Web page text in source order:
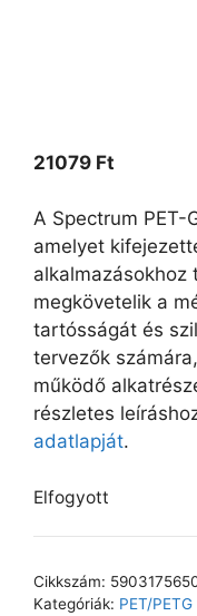
21079 Ft
A Spectrum PET-
amelyet
alkalmazásokhoz
megkövetelik a
tartósságát és
tervezők
működő
részletes
adatlapját.
Elfogyott
Cikkszám:
Kategóriák: PET/